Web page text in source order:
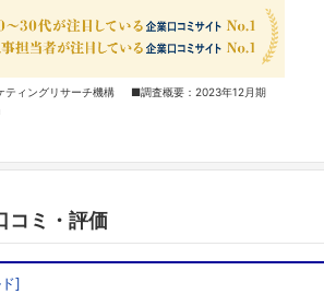
ティングリサーチ機構 ■調査概要：2023年12月期
コミ・評価
]